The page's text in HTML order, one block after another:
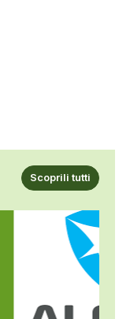
Scoprili tutti